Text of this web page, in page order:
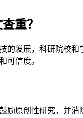
重？
发展，科研院校
可信度。
原创性研究，并消